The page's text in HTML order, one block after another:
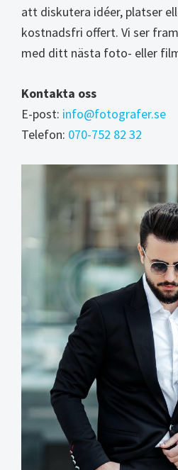
att diskutera idéer, platser
kostnadsfri offert. Vi ser
med ditt nästa foto- eller
Kontakta oss
E-post: info@fotografer.se
Telefon: 070-752 82 32